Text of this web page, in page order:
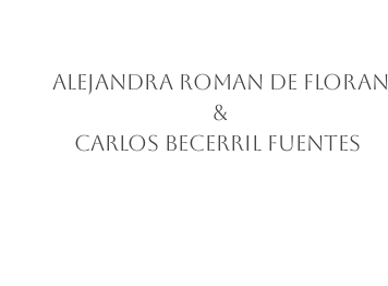
Alejandra Roman De Floran
&
Carlos Becerril Fuentes